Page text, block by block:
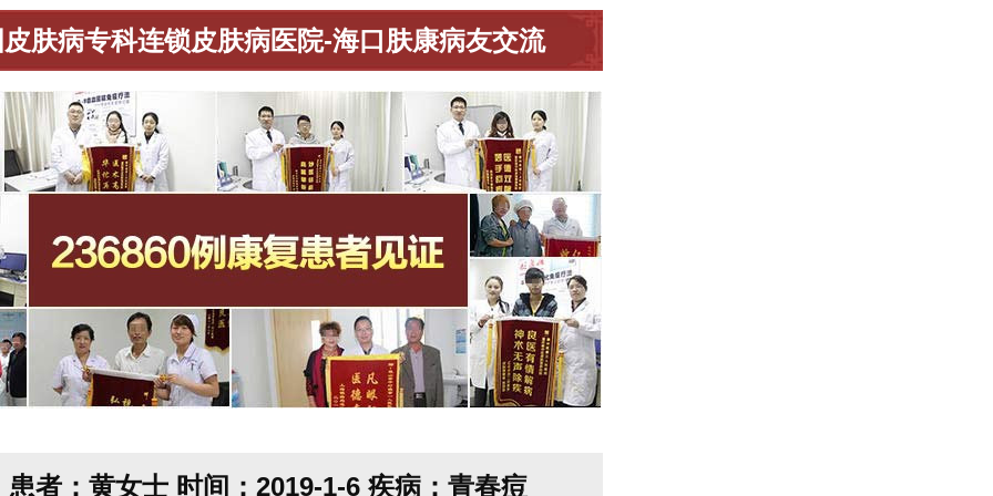
肤病专科连锁皮肤病医院-海口肤康病友交流
患者：黄女士 时间：2019-1-6 疾病：青春痘